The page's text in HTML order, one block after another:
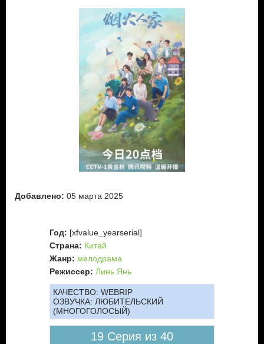
Добавлено: 05 марта 2025
Год: [xfvalue_yearserial]
Страна: Китай
Жанр: мелодрама
Режиссер: Линь Янь
КАЧЕСТВО: WEBRIP
ОЗВУЧКА: ЛЮБИТЕЛЬСКИЙ
(МНОГОГОЛОСЫЙ)
19 Серия из 40